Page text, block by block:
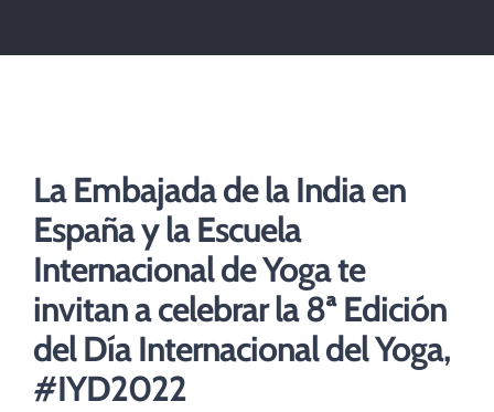
La Embajada de la India en
Españay la Escuela
Internacional de Yogate
invitan a celebrar la8ª Edición
del Día Internacional del Yoga,
#IYD2022